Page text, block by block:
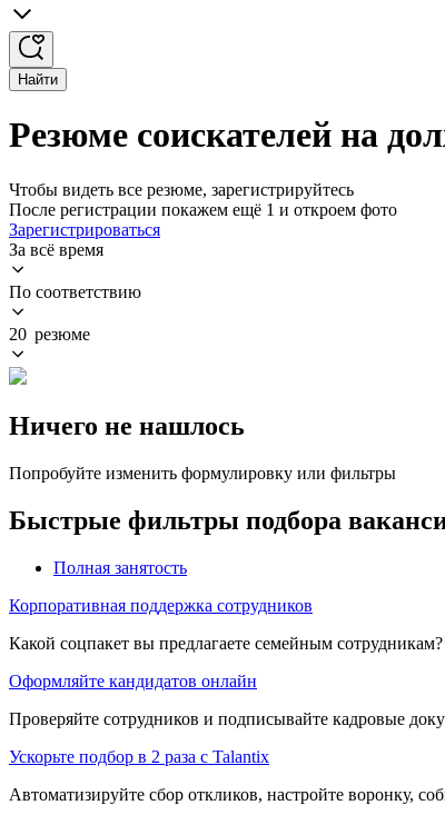
Найти
Резюме соискателей на
Чтобы видеть все резюме, зарегистрируйтесь
После регистрации покажем ещё 1 и откроем фото
Зарегистрироваться
За всё время
По соответствию
20 резюме
Ничего не нашлось
Попробуйте изменить формулировку или фильтры
Быстрые фильтры подбора
Полная занятость
Корпоративная поддержка сотрудников
Какой соцпакет вы предлагаете семейным сотрудникам?
Оформляйте кандидатов онлайн
Проверяйте сотрудников и подписывайте кадровые
Ускорьте подбор в 2 раза с Talantix
Автоматизируйте сбор откликов, настройте воронку,